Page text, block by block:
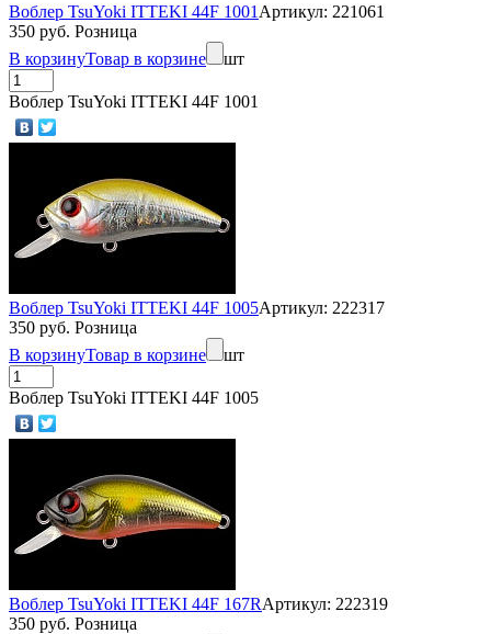
Воблер TsuYoki ITTEKI 44F 1001 Артикул: 221061
350 руб. Розница
В корзинуТовар в корзине шт
Воблер TsuYoki ITTEKI 44F 1001
Воблер TsuYoki ITTEKI 44F 1005Артикул: 222317
350 руб. Розница
В корзинуТовар в корзине шт
Воблер TsuYoki ITTEKI 44F 1005
Воблер TsuYoki ITTEKI 44F 167RАртикул: 222319
350 руб. Розница